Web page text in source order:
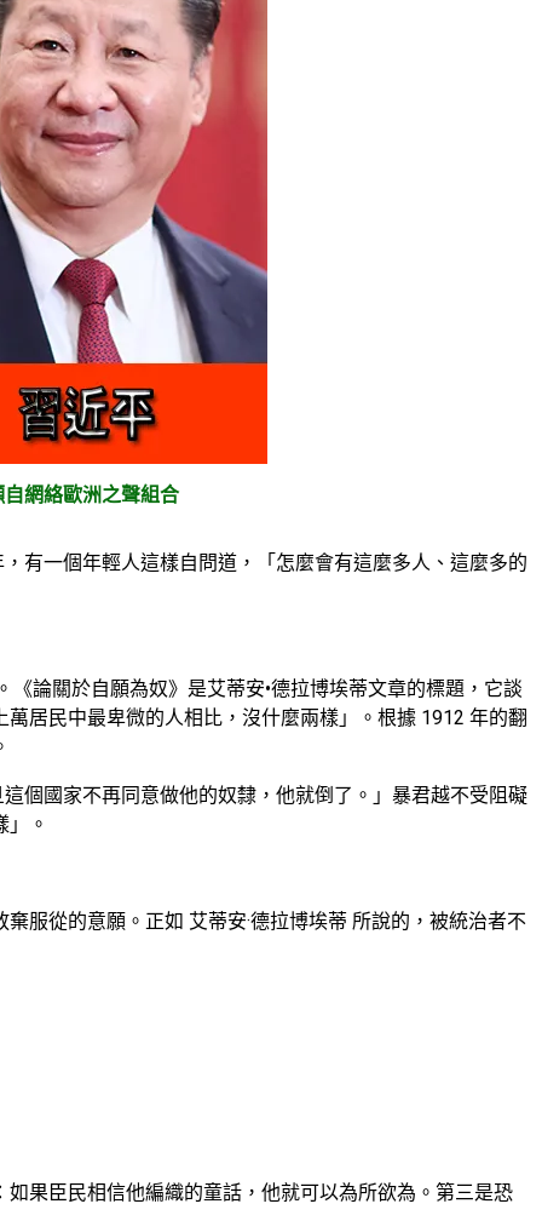
網絡歐洲之聲組合
有一個年輕人這樣自問道，「怎麼會有這麼多人、這麼多的
論關於自願為奴》是艾蒂安•德拉博埃蒂文章的標題，它談
居民中最卑微的人相比，沒什麼兩樣」。根據 1912 年的翻
個國家不再同意做他的奴隸，他就倒了。」暴君越不受阻礙
。
服從的意願。正如 艾蒂安·德拉博埃蒂 所說的，被統治者不
果臣民相信他編織的童話，他就可以為所欲為。第三是恐